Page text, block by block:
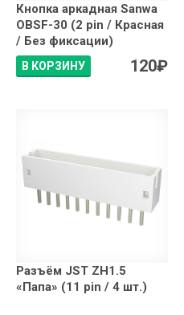
Кнопка аркадная Sanwa
OBSF-30 (2 pin / Красная
/ Без фиксации)
В КОРЗИНУ 120₽
Разъём JST ZH1.5
«Папа» (11 pin / 4 шт.)